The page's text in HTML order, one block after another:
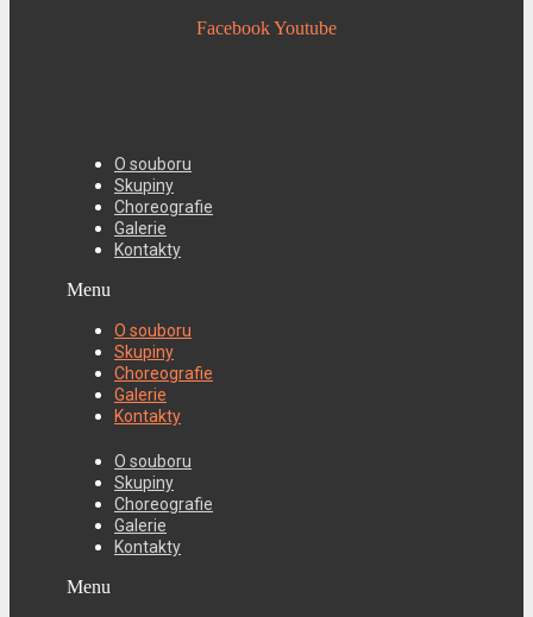
FacebookYoutube
O souboru
Skupiny
Choreografie
Galerie
Kontakty
Menu
O souboru
Skupiny
Choreografie
Galerie
Kontakty
O souboru
Skupiny
Choreografie
Galerie
Kontakty
Menu